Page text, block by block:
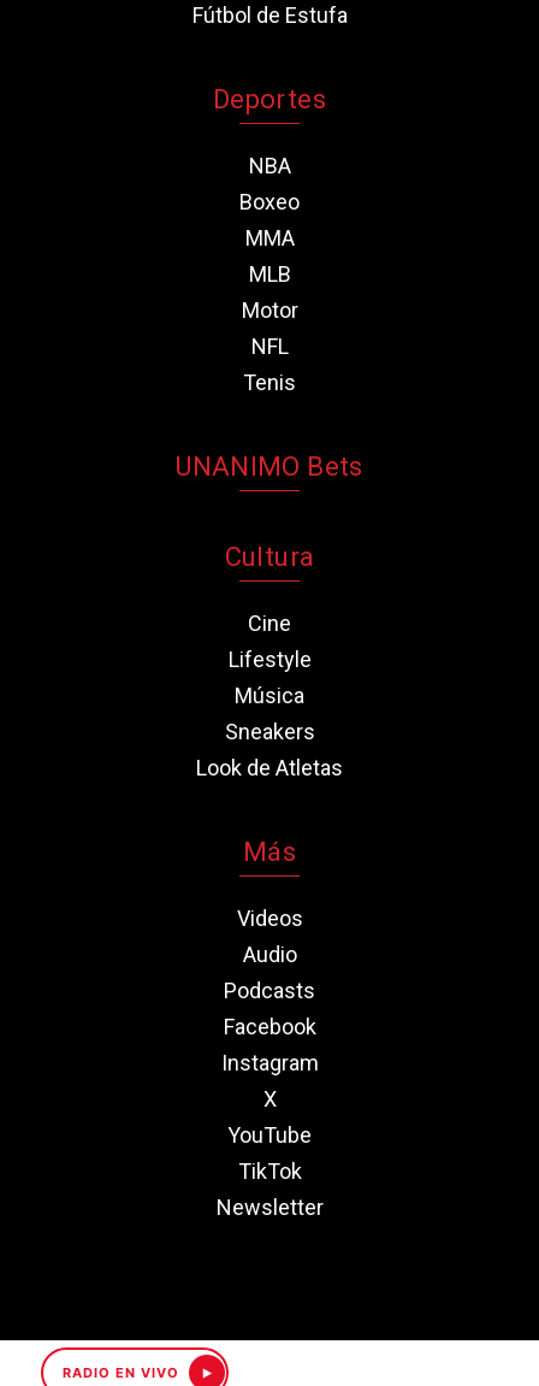
RADIO EN VIVO
Fútbol de Estufa
Deportes
NBA
Boxeo
MMA
MLB
Motor
NFL
Tenis
UNANIMO Bets
Cultura
Cine
Lifestyle
Música
Sneakers
Look de Atletas
Más
Videos
Audio
Podcasts
Facebook
Instagram
X
YouTube
TikTok
Newsletter